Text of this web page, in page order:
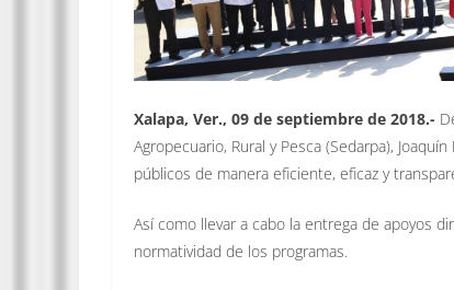
Xalapa, Ver., 09 de septiembre de 2018.-
Agropecuario, Rural y Pesca (Sedarpa),
públicos de manera eficiente, eficaz y
Así como llevar a cabo la entrega de apoyos
normatividad de los programas.